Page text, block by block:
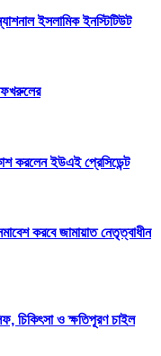
ইসলামিক ইনস্টিটিউট
ফখরুলের
করলেন ইউএই প্রেসিডেন্ট
করবে জামায়াত নেতৃত্বাধীন
চিকিৎসা ও ক্ষতিপূরণ চাইল